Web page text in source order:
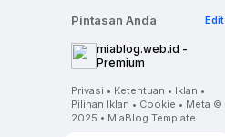
Pintasan Anda Edit
miablog.web.id -
Premium
Privasi • Ketentuan • Iklan •
Pilihan Iklan • Cookie • Meta ©
2025 • MiaBlog Template